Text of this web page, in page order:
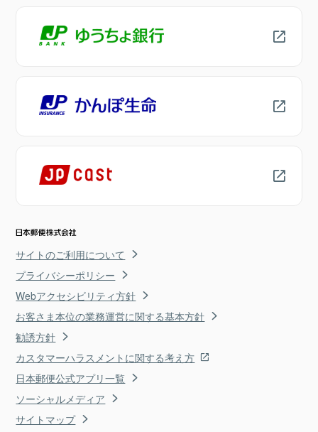
サイトのご利用について
プライバシーポリシー
Webアクセシビリティ方針
お客さま本位の業務運営に関する基本方針
勧誘方針
カスタマーハラスメントに関する考え方
日本郵便公式アプリ一覧
ソーシャルメディア
サイトマップ